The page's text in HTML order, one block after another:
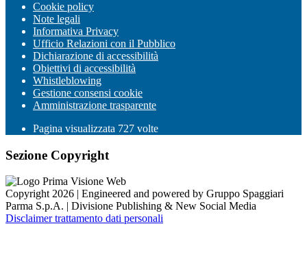
Cookie policy
Note legali
Informativa Privacy
Ufficio Relazioni con il Pubblico
Dichiarazione di accessibilità
Obiettivi di accessibilità
Whistleblowing
Gestione consensi cookie
Amministrazione trasparente
Pagina visualizzata 727 volte
Sezione Copyright
Copyright 2026 | Engineered and powered by Gruppo Spaggiari
Parma S.p.A. | Divisione Publishing & New Social Media
Disclaimer trattamento dati personali